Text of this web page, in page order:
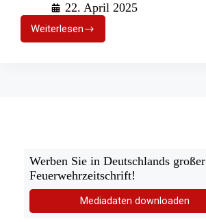
22. April 2025
Weiterlesen
Langer
Feuerwehreinsatz:
Werben Sie in Deutschlands großer
Feuerwehrzeitschrift!
Mediadaten downloaden